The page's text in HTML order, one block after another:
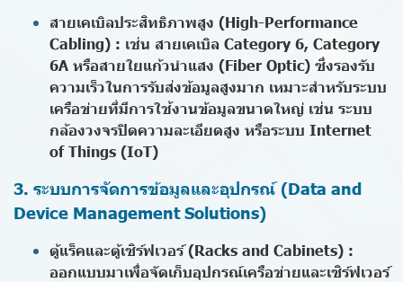
สายเคเบิลประสิทธิภาพสูง (High-Performance
Cabling) : เช่น สายเคเบิล Category 6, Category
6A หรือสายใยแก้วนำแสง (Fiber Optic) ซึ่งรองรับ
ความเร็วในการรับส่งข้อมูลสูงมาก เหมาะสำหรับระบบ
เครือข่ายที่มีการใช้งานข้อมูลขนาดใหญ่ เช่น ระบบ
กล้องวงจรปิดความละเอียดสูง หรือระบบ Internet
of Things (IoT)
3. ระบบการจัดการข้อมูลและอุปกรณ์ (Data and
Device Management Solutions)
ตู้แร็คและตู้เซิร์ฟเวอร์ (Racks and Cabinets) :
ออกแบบมาเพื่อจัดเก็บอุปกรณ์เครือข่ายและเซิร์ฟเวอร์